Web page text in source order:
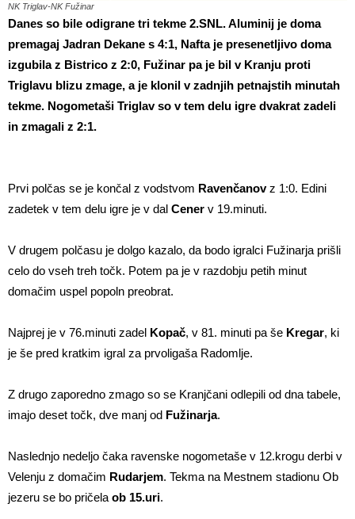
NK Triglav-NK Fužinar
Danes so bile odigrane tri tekme 2.SNL. Aluminij je doma
premagaj Jadran Dekane s 4:1, Nafta je presenetljivo doma
izgubila z Bistrico z 2:0, Fužinar pa je bil v Kranju proti
Triglavu blizu zmage, a je klonil v zadnjih petnajstih minutah
tekme. Nogometaši Triglav so v tem delu igre dvakrat zadeli
in zmagali z 2:1.
Prvi polčas se je končal z vodstvom Ravenčanovz 1:0. Edini
zadetek v tem delu igre je v dal Cener v 19.minuti.
V drugem polčasu je dolgo kazalo, da bodo igralci Fužinarja prišli
celo do vseh treh točk. Potem pa je v razdobju petih minut
domačim uspel popoln preobrat.
Najprej je v 76.minuti zadel Kopač, v 81. minuti pa še Kregar, ki
je še pred kratkim igral za prvoligaša Radomlje.
Z drugo zaporedno zmago so se Kranjčani odlepili od dna tabele,
imajo deset točk, dve manj od Fužinarja.
Naslednjo nedeljo čaka ravenske nogometaše v 12.krogu derbi v
Velenju z domačim Rudarjem. Tekma na Mestnem stadionu Ob
jezeru se bo pričela ob 15.uri.